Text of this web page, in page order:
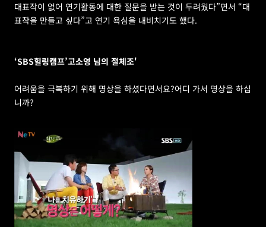
대표작이 없어 연기활동에 대한 질문을 받는 것이 두려웠다”면서 “대
표작을 만들고 싶다”고 연기 욕심을 내비치기도 했다.
‘SBS힐링캠프’고소영 님의 절체조'
어려움을 극복하기 위해 명상을 하셨다면서요?어디 가서 명상을 하십
니까?